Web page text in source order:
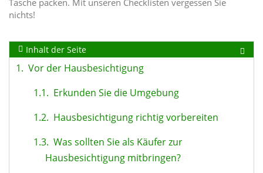
nichts!
Inhalt der Seite
1. Vor der Hausbesichtigung
1.1. Erkunden Sie die Umgebung
1.2. Hausbesichtigung richtig vorbereiten
1.3. Was sollten Sie als Käufer zur
Hausbesichtigung mitbringen?